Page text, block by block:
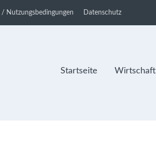
/ Nutzungsbedingungen Datenschutz
Startseite Wirtschaft